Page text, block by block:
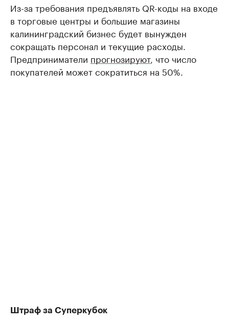
Из-за требования предъявлять QR-коды на входе
в торговые центры и большие магазины
калининградский бизнес будет вынужден
сокращать персонал и текущие расходы.
Предприниматели прогнозируют, что число
покупателей может сократиться на 50%.
Штраф за Суперкубок